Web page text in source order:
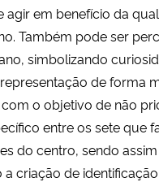
agir em benefício da
Também pode ser
simbolizando
de forma
o objetivo de não
entre os sete que
do centro, sendo
a criação de